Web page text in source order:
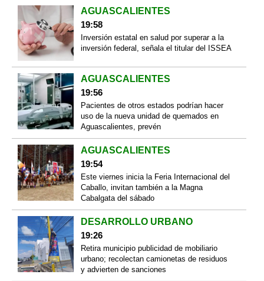
AGUASCALIENTES
19:58
Inversión estatal en salud por superar a la
inversión federal, señala el titular del ISSEA
AGUASCALIENTES
19:56
Pacientes de otros estados podrían hacer
uso de la nueva unidad de quemados en
Aguascalientes, prevén
AGUASCALIENTES
19:54
Este viernes inicia la Feria Internacional del
Caballo, invitan también a la Magna
Cabalgata del sábado
DESARROLLO URBANO
19:26
Retira municipio publicidad de mobiliario
urbano; recolectan camionetas de residuos
y advierten de sanciones